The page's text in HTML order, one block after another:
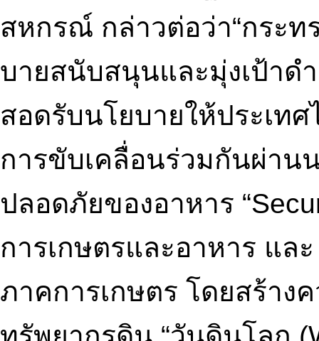
สหกรณ์ กล่าวต่อว่า“กระ
บายสนับสนุนและมุ่งเป้าด
สอดรับนโยบายให้ประเท
การขับเคลื่อนร่วมกันผ่านน
ปลอดภัยของอาหาร
การเกษตรและอาหาร แล
ภาคการเกษตร โดยสร้าง